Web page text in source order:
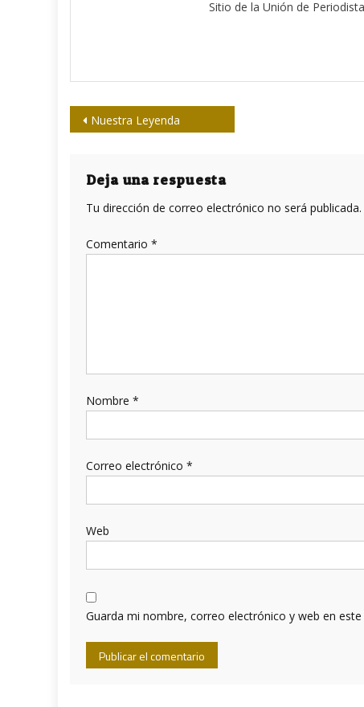
Sitio de la Unión de
Navegación
entradas
Nuestra Leyenda
Deja una respuesta
Tu dirección de correo electrónico no será publicada.
Comentario *
Nombre *
Correo electrónico *
Web
Guarda mi nombre, correo electrónico y web en